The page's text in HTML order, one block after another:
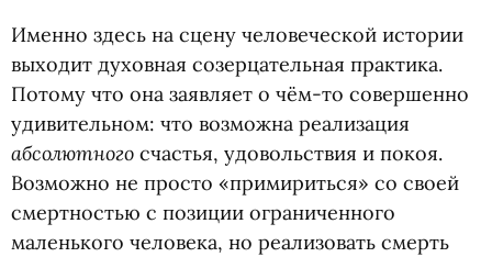
Именно здесь на сцену человеческой истории
выходит духовная созерцательная практика.
Потому что она заявляет о чём-то совершенно
удивительном: что возможна реализация
абсолютного счастья, удовольствия и покоя.
Возможно не просто «примириться» со своей
смертностью с позиции ограниченного
маленького человека, но реализовать смерть